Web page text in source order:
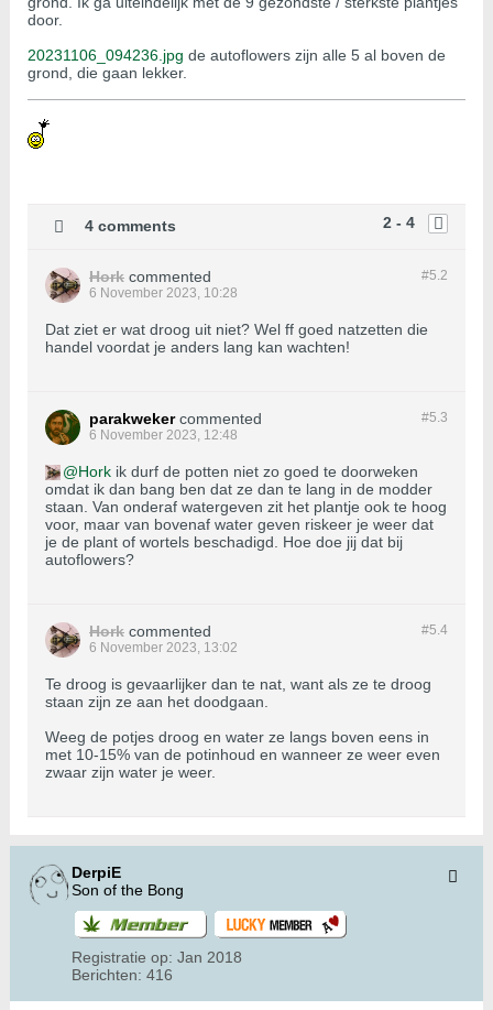
door.
20231106_094236.jpg de autoflowers zijn alle 5 al boven de
grond, die gaan lekker.
2 - 4
4 comments
#5.2
Hork commented
6 November 2023, 10:28
Dat ziet er wat droog uit niet? Wel ff goed natzetten die
handel voordat je anders lang kan wachten!
#5.3
parakweker commented
6 November 2023, 12:48
Hork ik durf de potten niet zo goed te doorweken
omdat ik dan bang ben dat ze dan te lang in de modder
staan. Van onderaf watergeven zit het plantje ook te hoog
voor, maar van bovenaf water geven riskeer je weer dat
je de plant of wortels beschadigd. Hoe doe jij dat bij
autoflowers?
#5.4
Hork commented
6 November 2023, 13:02
Te droog is gevaarlijker dan te nat, want als ze te droog
staan zijn ze aan het doodgaan.
Weeg de potjes droog en water ze langs boven eens in
met 10-15% van de potinhoud en wanneer ze weer even
zwaar zijn water je weer.
DerpiE
Son of the Bong
Registratie op: Jan 2018
Berichten: 416